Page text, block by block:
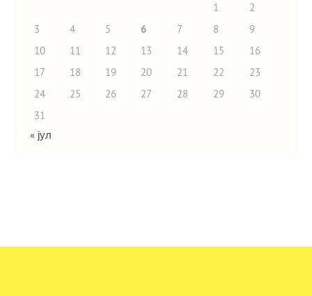
1
2
3
4 5 6 7 8
9
10
11 12 13 14 15
16
17
18 19 20 21 22
23
24
25 26 27 28 29
30
31
« јул